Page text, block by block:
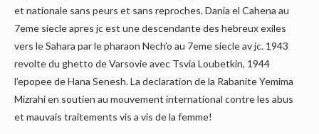
et nationale sans peurs et sans reproches. Dania el Cahena au
7eme siecle apres jc est une descendante des hebreux exiles
vers le Sahara par le pharaon Nech’o au 7eme siecle av jc. 1943
revolte du ghetto de Varsovie avec Tsvia Loubetkin, 1944
l’epopee de Hana Senesh. La declaration de la Rabanite Yemima
Mizrahi en soutien au mouvement international contre les abus
et mauvais traitements vis a vis de la femme!